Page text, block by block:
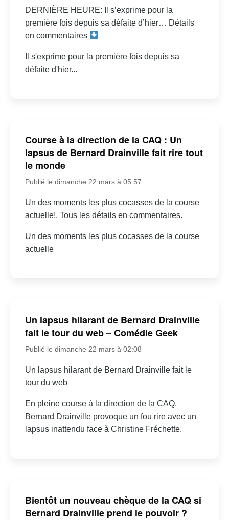
DERNIÈRE HEURE: Il s’exprime pour la
première fois depuis sa défaite d’hier… Détails
en commentaires
Il s'exprime pour la première fois depuis sa
défaite d'hier...
Course à la direction de la CAQ : Un
lapsus de Bernard Drainville fait rire tout
le monde
Publié le dimanche 22 mars à 05:57
Un des moments les plus cocasses de la course
actuelle!. Tous les détails en commentaires.
Un des moments les plus cocasses de la course
actuelle
Un lapsus hilarant de Bernard Drainville
fait le tour du web – Comédie Geek
Publié le dimanche 22 mars à 02:08
Un lapsus hilarant de Bernard Drainville fait le
tour du web
En pleine course à la direction de la CAQ,
Bernard Drainville provoque un fou rire avec un
lapsus inattendu face à Christine Fréchette.
Bientôt un nouveau chèque de la CAQ si
Bernard Drainville prend le pouvoir ?